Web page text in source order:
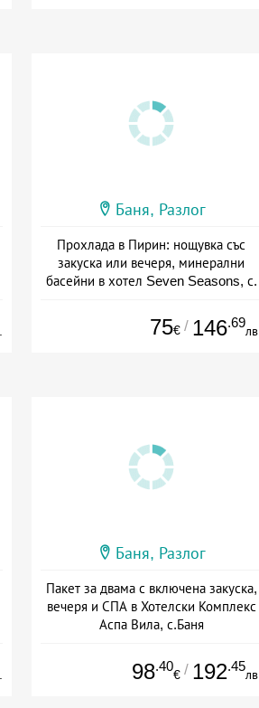
Баня, Разлог
Прохлада в Пирин: нощувка със
закуска или вечеря, минерални
басейни в хотел Seven Seasons, с.
Дата: 07.08 - 30.11 + полупансион
75€ / 146.69
лв.
Баня, Разлог
Пакет за двама с включена закуска,
вечеря и СПА в Хотелски Комплекс
Аспа Вила, с.Баня
98.40
€ / 192.45
лв.